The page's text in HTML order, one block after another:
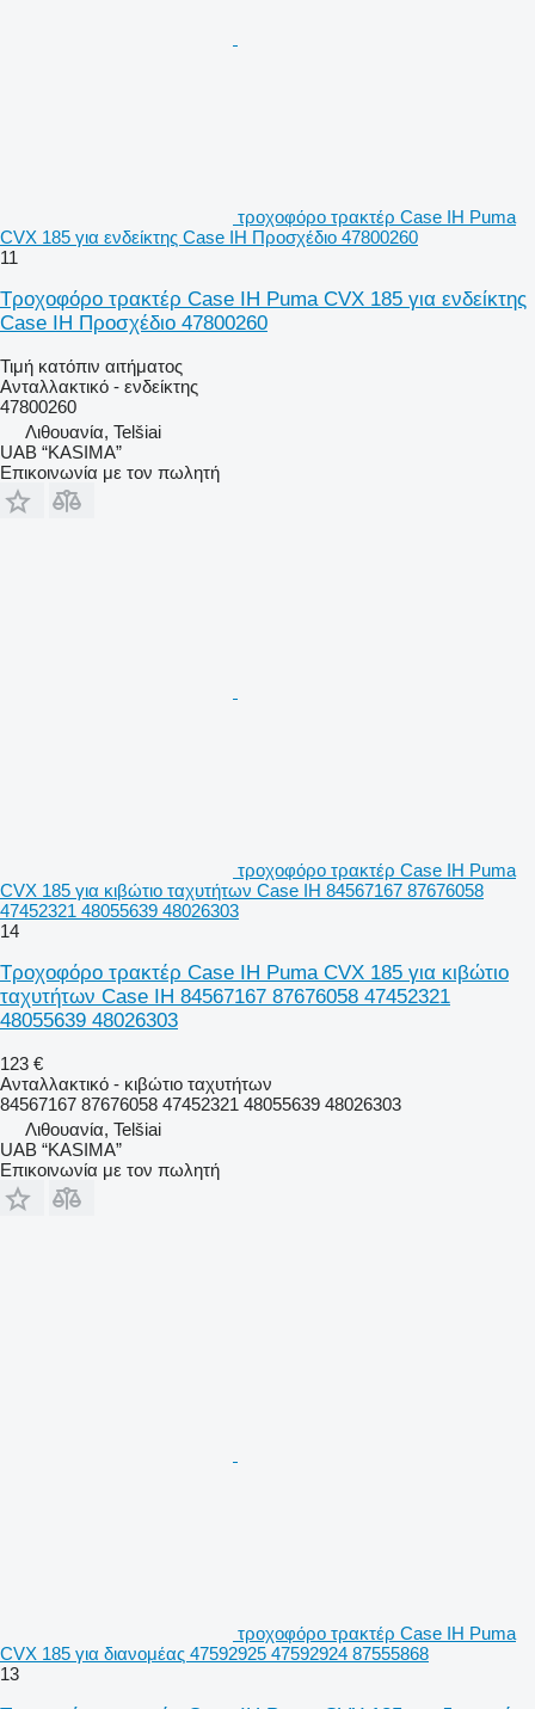
τροχοφόρο τρακτέρ Case IH Puma
CVX 185 για ενδείκτης Case IH Προσχέδιο 47800260
11
Τροχοφόρο τρακτέρ Case IH Puma CVX 185 για ενδείκτης
Case IH Προσχέδιο 47800260
Τιμή κατόπιν αιτήματος
Ανταλλακτικό - ενδείκτης
47800260
Λιθουανία, Telšiai
UAB “KASIMA”
Επικοινωνία με τον πωλητή
τροχοφόρο τρακτέρ Case IH Puma
CVX 185 για κιβώτιο ταχυτήτων Case IH 84567167 87676058
47452321 48055639 48026303
14
Τροχοφόρο τρακτέρ Case IH Puma CVX 185 για κιβώτιο
ταχυτήτων Case IH 84567167 87676058 47452321
48055639 48026303
123 €
Ανταλλακτικό - κιβώτιο ταχυτήτων
84567167 87676058 47452321 48055639 48026303
Λιθουανία, Telšiai
UAB “KASIMA”
Επικοινωνία με τον πωλητή
τροχοφόρο τρακτέρ Case IH Puma
CVX 185 για διανομέας 47592925 47592924 87555868
13